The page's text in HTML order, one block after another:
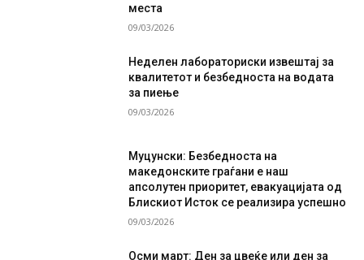
места
09/03/2026
Неделен лабораториски извештај за
квалитетот и безбедноста на водата
за пиење
09/03/2026
Муцунски: Безбедноста на
македонските граѓани е наш
апсолутен приоритет, евакуацијата од
Блискиот Исток се реализира успешно
09/03/2026
Осми март: Ден за цвеќе или ден за